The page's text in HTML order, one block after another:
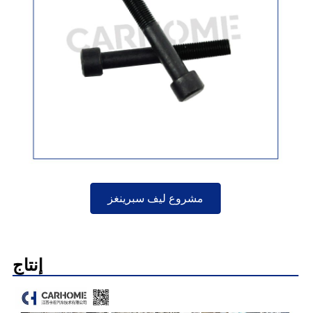
مشروع ليف سبرينغز
إنتاج